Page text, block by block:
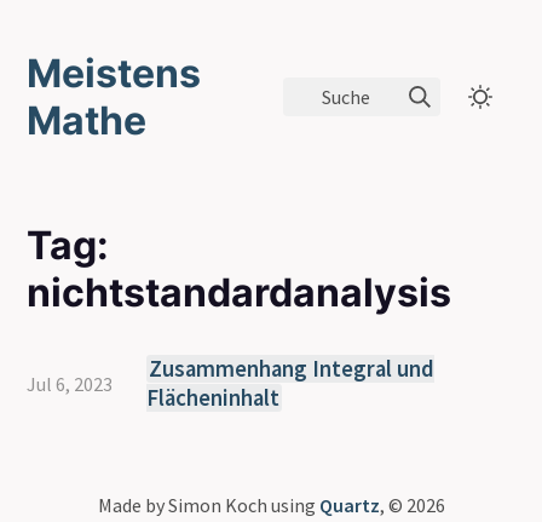
Meistens
Mathe
Suche
Tag:
nichtstandardanalysis
Jul 6, 2023
Zusammenhang Integral und
Flächeninhalt
Made by Simon Koch using Quartz, © 2026